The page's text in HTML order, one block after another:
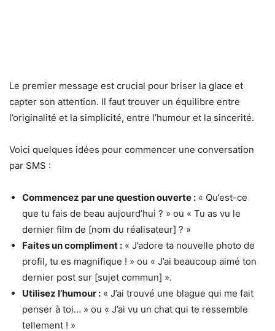
Le premier message est crucial pour briser la glace et
capter son attention. Il faut trouver un équilibre entre
l’originalité et la simplicité, entre l’humour et la sincerité.
Voici quelques idées pour commencer une conversation
par SMS :
Commencez par une question ouverte : « Qu’est-ce
que tu fais de beau aujourd’hui ? » ou « Tu as vu le
dernier film de [nom du réalisateur] ? »
Faites un compliment : « J’adore ta nouvelle photo de
profil, tu es magnifique ! » ou « J’ai beaucoup aimé ton
dernier post sur [sujet commun] ».
Utilisez l’humour : « J’ai trouvé une blague qui me fait
penser à toi… » ou « J’ai vu un chat qui te ressemble
tellement ! »